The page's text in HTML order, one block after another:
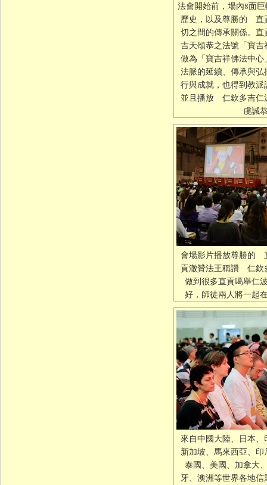
法會開始前，場內8面
歷史，以及尊勝的 直
切之間的傳承關係。
吉天頌恭之法號「寶
做為「寶吉祥佛法中
法脈的延續、傳承與
行與成就，也得到教
並且播放 仁欽多吉仁
虔誠
會場影片播放尊勝的
貢澈贊法王稱讚 仁欽
做到很多直貢噶舉仁
好，師徒兩人將一起
來自中國大陸、日本
新加坡、馬來西亞、
泰國、美國、加拿大
牙、澳洲等世界各地